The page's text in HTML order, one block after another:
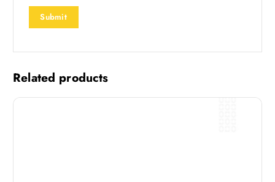
Related products